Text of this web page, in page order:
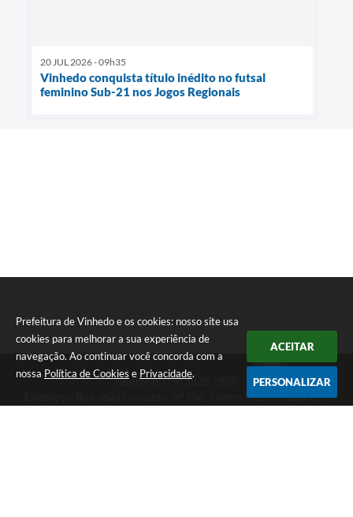
Prefeitura de Vinhedo e os cookies: nosso site usa
cookies para melhorar a sua experiência de
navegação. Ao continuar você concorda com a
nossa Política de Cookies e Privacidade.
ACEITAR
PERSONALIZAR
20 JUL 2026 - 09h35
Vinhedo conquista título inédito no futsal
feminino Sub-21 nos Jogos Regionais
Telefone: (19) 3826-7800
Endereço: Rua João Corazzari, nº 394, Centro | CEP: 13280-091